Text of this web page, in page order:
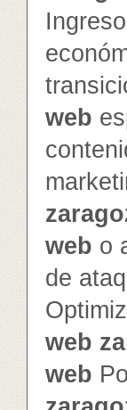
web
web o
de
web
web